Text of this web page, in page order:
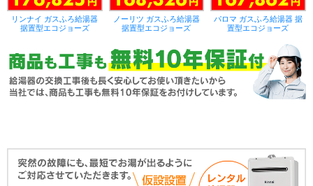
リンナイ ガスふろ給湯器
据置型エコジョーズ
ノーリツ ガスふろ給湯器
据置型エコジョーズ
パロマ ガスふろ給湯器 据
置型エコジョーズ